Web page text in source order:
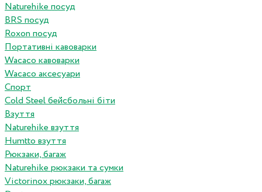
Naturehike посуд
BRS посуд
Roxon посуд
Портативні кавоварки
Wacaco кавоварки
Wacaco аксесуари
Спорт
Cold Steel бейсбольні біти
Взуття
Naturehike взуття
Humtto взуття
Рюкзаки, багаж
Naturehike рюкзаки та сумки
Victorinox рюкзаки, багаж